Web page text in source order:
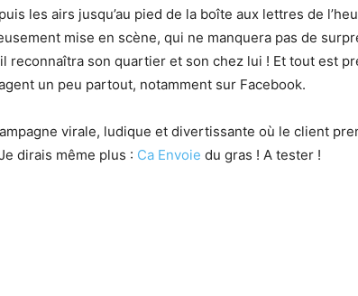
les airs jusqu’au pied de la boîte aux lettres de
mise en scène, qui ne manquera pas de
reconnaîtra son quartier et son chez lui ! Et tout est
un peu partout, notamment sur Facebook.
virale, ludique et divertissante où le client
dirais même plus : Ca Envoie du gras ! A tester !